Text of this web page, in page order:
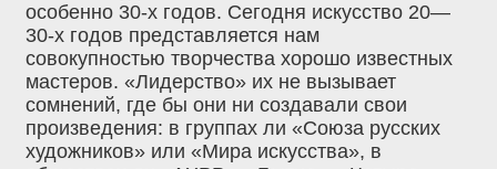
особенно 30-х годов. Сегодня искусство 20—
30-х годов представляется нам
совокупностью творчества хорошо известных
мастеров. «Лидерство» их не вызывает
сомнений, где бы они ни создавали свои
произведения: в группах ли «Союза русских
художников» или «Мира искусства», в